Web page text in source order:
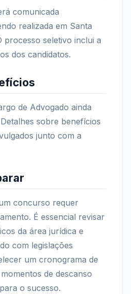
comunicada
realizada em Santa
processo seletivo inclui a
dos candidatos.
de Advogado ainda
sobre benefícios
junto com a
concurso requer
É essencial revisar
da área jurídica e
com legislações
um cronograma de
de descanso
o sucesso.